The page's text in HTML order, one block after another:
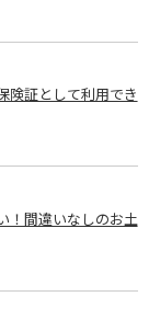
険証として利用でき
！間違いなしのお土